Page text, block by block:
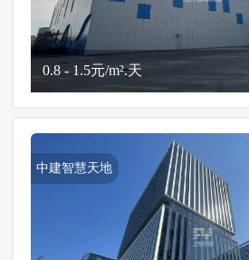
0.8 - 1.5元/m².天
中建智慧天地